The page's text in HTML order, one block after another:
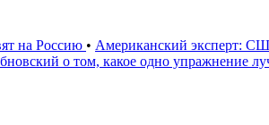
на Россию • Американский эксперт:
о том, какое одно упражнение